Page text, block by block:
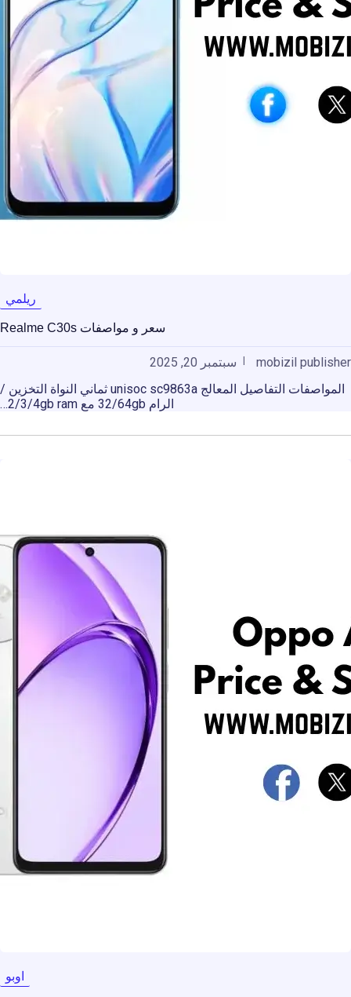
ريلمي
سعر و مواصفات Realme C30s
mobizil publisher
سبتمبر 20, 2025
المواصفات التفاصيل المعالج unisoc sc9863a ثماني النواة التخزين /
الرام 32/64gb مع 2/3/4gb ram…
اوبو